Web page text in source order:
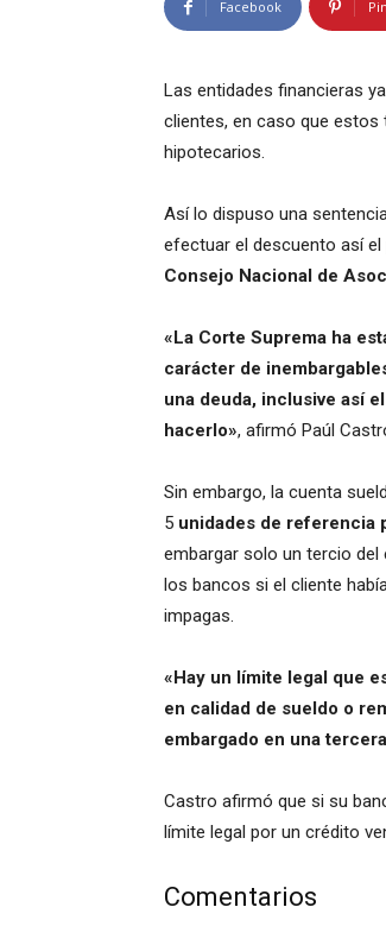
Facebook
Las entidades financieras
clientes, en caso que estos
hipotecarios.
Así lo dispuso una
efectuar el descuento así
Consejo Nacional de
«La Corte Suprema ha
carácter de
una deuda, inclusive así
hacerlo», afirmó Paúl
Sin embargo, la cuenta
5 unidades de referencia
embargar solo un tercio del
los bancos si el cliente
impagas.
«Hay un límite legal que
en calidad de sueldo o
embargado en una
Castro afirmó que si su
límite legal por un crédito
Comentarios